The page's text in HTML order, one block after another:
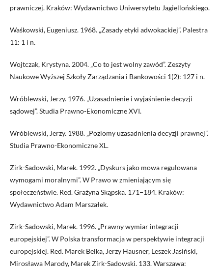
prawniczej. Kraków: Wydawnictwo Uniwersytetu Jagiellońskiego.
Waśkowski, Eugeniusz. 1968. „Zasady etyki adwokackiej”. Palestra
11: 1 i n.
Wojtczak, Krystyna. 2004. „Co to jest wolny zawód”. Zeszyty
Naukowe Wyższej Szkoły Zarządzania i Bankowości 1(2): 127 i n.
Wróblewski, Jerzy. 1976. „Uzasadnienie i wyjaśnienie decyzji
sądowej”. Studia Prawno-Ekonomiczne XVI.
Wróblewski, Jerzy. 1988. „Poziomy uzasadnienia decyzji prawnej”.
Studia Prawno-Ekonomiczne XL.
Zirk-Sadowski, Marek. 1992. „Dyskurs jako mowa regulowana
wymogami moralnymi”. W Prawo w zmieniającym się
społeczeństwie. Red. Grażyna Skąpska. 171−184. Kraków:
Wydawnictwo Adam Marszałek.
Zirk-Sadowski, Marek. 1996. „Prawny wymiar integracji
europejskiej”. W Polska transformacja w perspektywie integracji
europejskiej. Red. Marek Belka, Jerzy Hausner, Leszek Jasiński,
Mirosława Marody, Marek Zirk-Sadowski. 133. Warszawa: